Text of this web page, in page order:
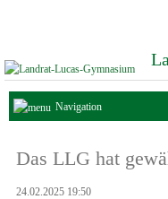
Navigation
Das LLG hat
24.02.2025 19:50